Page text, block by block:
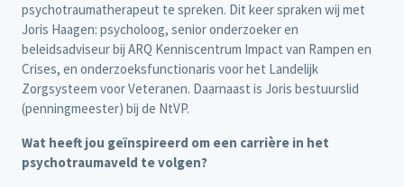
psychotraumatherapeut te spreken. Dit keer spraken wij met
Joris Haagen: psycholoog, senior onderzoeker en
beleidsadviseur bij ARQ Kenniscentrum Impact van Rampen en
Crises, en onderzoeksfunctionaris voor het Landelijk
Zorgsysteem voor Veteranen. Daarnaast is Joris bestuurslid
(penningmeester) bij de NtVP.
Wat heeft jou geïnspireerd om een carrière in het
psychotraumaveld te volgen?